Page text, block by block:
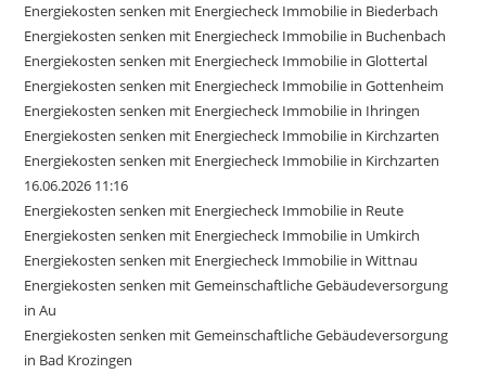
Energiekosten senken mit Energiecheck Immobilie in Biederbach
Energiekosten senken mit Energiecheck Immobilie in Buchenbach
Energiekosten senken mit Energiecheck Immobilie in Glottertal
Energiekosten senken mit Energiecheck Immobilie in Gottenheim
Energiekosten senken mit Energiecheck Immobilie in Ihringen
Energiekosten senken mit Energiecheck Immobilie in Kirchzarten
Energiekosten senken mit Energiecheck Immobilie in Kirchzarten
16.06.2026 11:16
Energiekosten senken mit Energiecheck Immobilie in Reute
Energiekosten senken mit Energiecheck Immobilie in Umkirch
Energiekosten senken mit Energiecheck Immobilie in Wittnau
Energiekosten senken mit Gemeinschaftliche Gebäudeversorgung
in Au
Energiekosten senken mit Gemeinschaftliche Gebäudeversorgung
in Bad Krozingen